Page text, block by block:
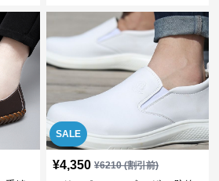
SALE
¥4,350 ¥6210(割引前)